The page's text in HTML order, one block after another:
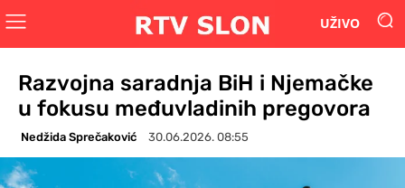
UŽIVO
Razvojna saradnja BiH i Njemačke
u fokusu međuvladinih pregovora
Nedžida Sprečaković 30.06.2026. 08:55